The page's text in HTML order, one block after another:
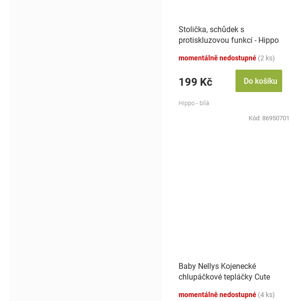
Stolička, schůdek s
protiskluzovou funkcí - Hippo
momentálně nedostupné (2 ks)
199 Kč Do košíku
Hippo - bílá
Kód: 86950701
Baby Nellys Kojenecké
chlupáčkové tepláčky Cute
momentálně nedostupné (4 ks)